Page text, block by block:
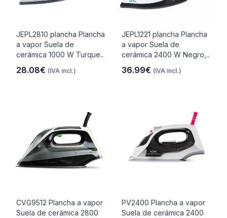
JEPL2810 plancha Plancha
a vapor Suela de
cerámica 1000 W Turque..
28.08€ (IVA incl.)
JEPL1221 plancha Plancha
a vapor Suela de
cerámica 2400 W Negro,..
36.99€ (IVA incl.)
CVG9512 Plancha a vapor
Suela de cerámica 2800
PV2400 Plancha a vapor
Suela de cerámica 2400